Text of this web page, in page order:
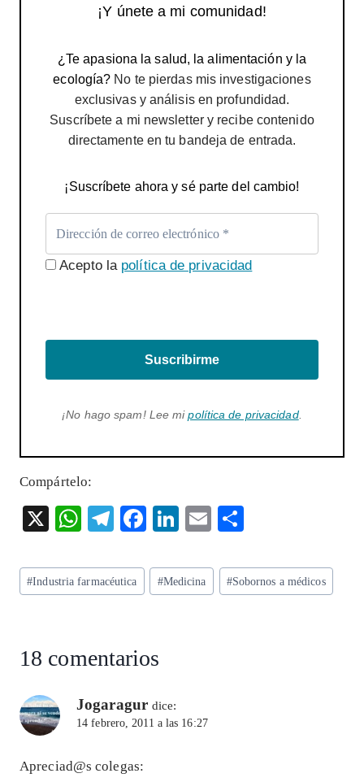
¡Y únete a mi comunidad!
¿Te apasiona la salud, la alimentación y la
ecología? No te pierdas mis investigaciones
exclusivas y análisis en profundidad.
Suscríbete a mi newsletter y recibe contenido
directamente en tu bandeja de entrada.
¡Suscríbete ahora y sé parte del cambio!
Acepto la política de privacidad
Suscribirme
¡No hago spam! Lee mipolítica de privacidad.
Compártelo:
X
W
ts
A
p
T
eg
ra
F
eb
o
k
Li
ke
dI
E
ai
l
re
Etiquetas
de
#Industria farmacéutica #Medicina #Sobornos a médicos
18 comentarios
Jogaragur dice:
14 febrero, 2011 a las 16:27
Apreciad@s colegas: